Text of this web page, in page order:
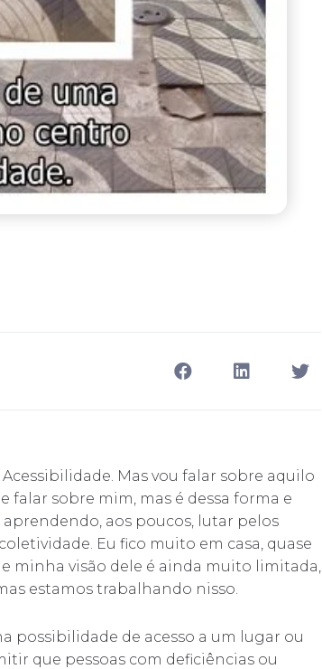
Mas vou falar sobre aquilo
sobre mim, mas é dessa forma e
aos poucos, lutar pelos
Eu fico muito em casa, quase
minha visão dele é ainda muito limitada,
estamos trabalhando nisso.
possibilidade de acesso a um lugar ou
que pessoas com deficiências ou